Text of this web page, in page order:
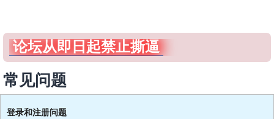
论坛从即日起禁止撕逼
常见问题
登录和注册问题